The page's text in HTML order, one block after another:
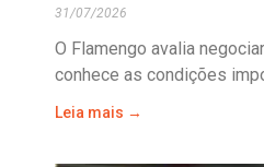
31/07/2026
O Flamengo avalia
conhece as condições
Leia mais →